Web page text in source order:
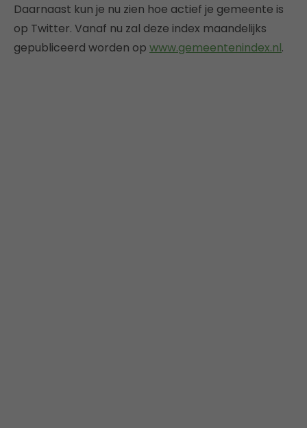
Daarnaast kun je nu zien hoe actief je gemeente is
op Twitter. Vanaf nu zal deze index maandelijks
gepubliceerd worden op www.gemeentenindex.nl.